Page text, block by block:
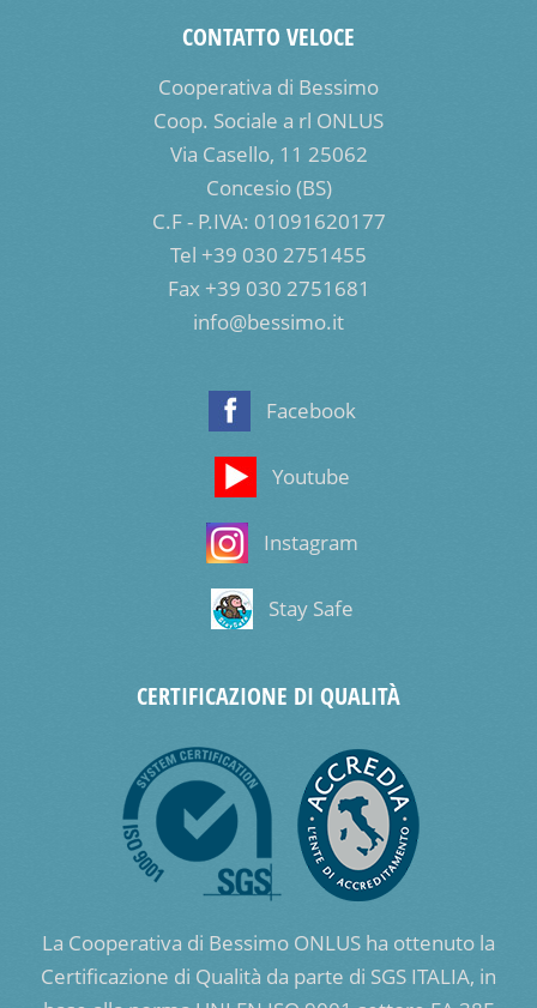
CONTATTO VELOCE
Cooperativa di Bessimo
Coop. Sociale a rl ONLUS
Via Casello, 11 25062
Concesio (BS)
C.F - P.IVA: 01091620177
Tel +39 030 2751455
Fax +39 030 2751681
info@bessimo.it
Facebook
Youtube
Instagram
Stay Safe
CERTIFICAZIONE DI QUALITÀ
La Cooperativa di Bessimo ONLUS ha ottenuto la
Certificazione di Qualità da parte di SGS ITALIA, in